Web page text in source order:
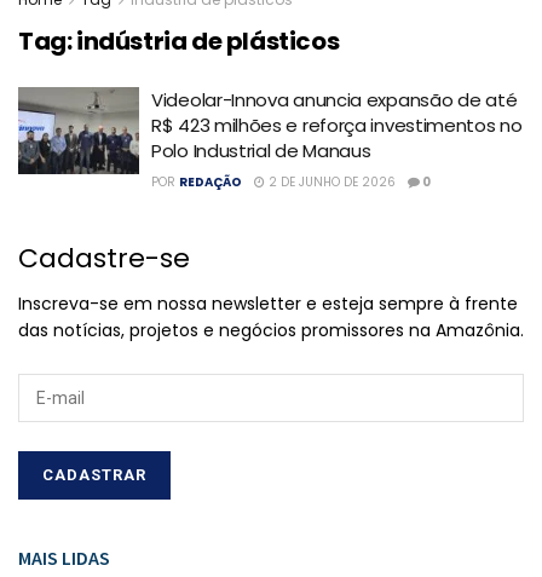
Tag:indústria de plásticos
Videolar-Innova anuncia expansão de até
R$ 423 milhões e reforça investimentos no
Polo Industrial de Manaus
POR REDAÇÃO 2 DE JUNHO DE 2026 0
Cadastre-se
Inscreva-se em nossa newsletter e esteja sempre à frente
das notícias, projetos e negócios promissores na Amazônia.
MAIS LIDAS